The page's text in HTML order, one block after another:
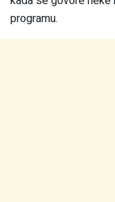
programu.